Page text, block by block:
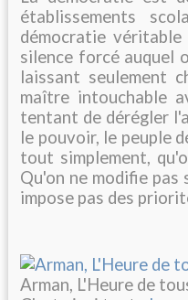
établissements
démocratie
silence forcé auquel
laissant seulement
maître intouchable
tentant de dérégler
le pouvoir, le peuple
tout simplement,
Qu'on ne modifie pas
impose pas des
Arman, L'Heure de